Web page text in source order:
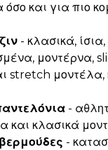
όσο και για πιο
- κλασικά,
μοντέρνα,
stretch
-
και κλασικά
-